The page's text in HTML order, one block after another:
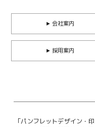
► 会社案内
► 採用案内
「パンフレットデザイン・